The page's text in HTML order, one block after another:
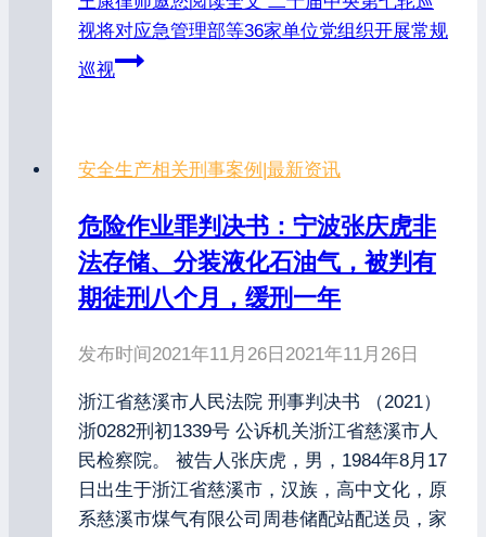
视将对应急管理部等36家单位党组织开展常规
巡视
安全生产相关刑事案例 |最新资讯
危险作业罪判决书：宁波张庆虎非
法存储、分装液化石油气，被判有
期徒刑八个月，缓刑一年
发布时间2021年11月26日 2021年11月26日
浙江省慈溪市人民法院 刑事判决书 （2021）
浙0282刑初1339号 公诉机关浙江省慈溪市人
民检察院。 被告人张庆虎，男，1984年8月17
日出生于浙江省慈溪市，汉族，高中文化，原
系慈溪市煤气有限公司周巷储配站配送员，家